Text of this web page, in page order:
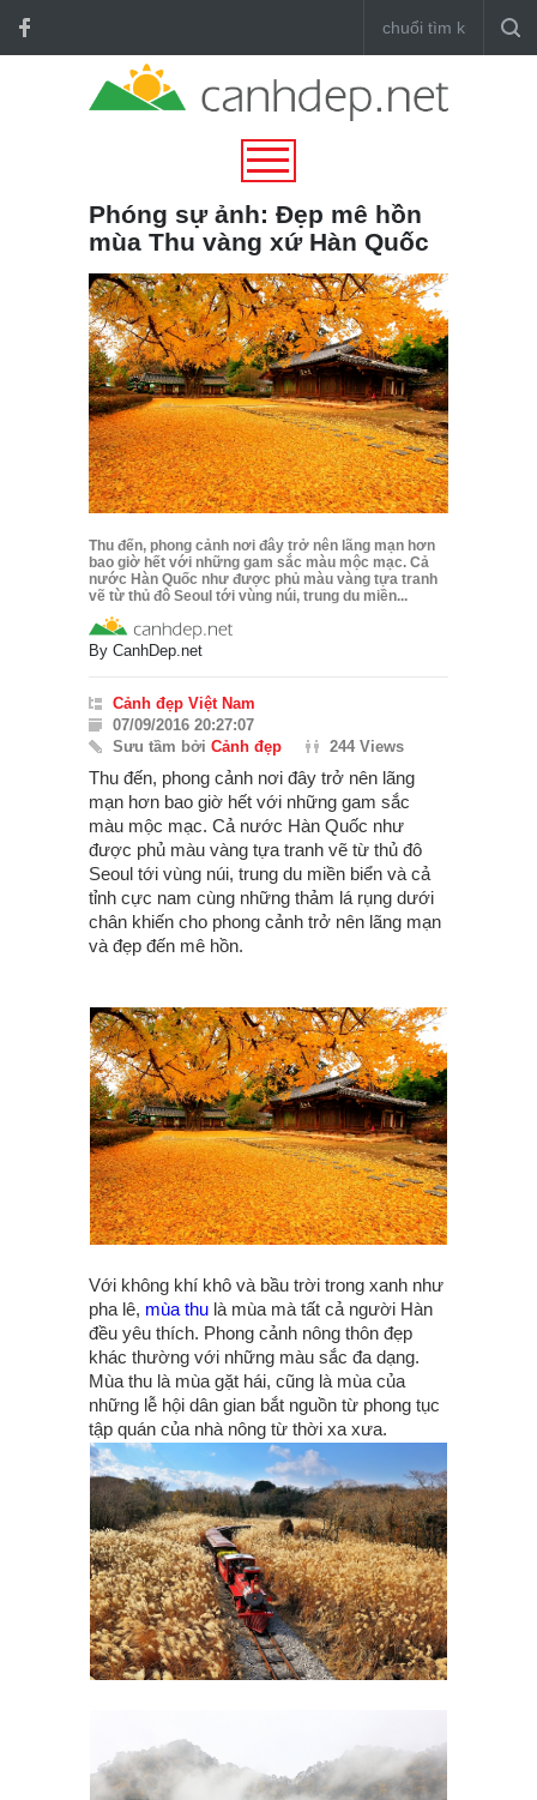
Phóng sự ảnh: Đẹp mê hồn
mùa Thu vàng xứ Hàn Quốc
Thu đến, phong cảnh nơi đây trở nên lãng mạn hơn
bao giờ hết với những gam sắc màu mộc mạc. Cả
nước Hàn Quốc như được phủ màu vàng tựa tranh
vẽ từ thủ đô Seoul tới vùng núi, trung du miền...
By CanhDep.net
Cảnh đẹp Việt Nam
07/09/2016 20:27:07
Sưu tầm bởi Cảnh đẹp 244 Views
Thu đến, phong cảnh nơi đây trở nên lãng
mạn hơn bao giờ hết với những gam sắc
màu mộc mạc. Cả nước Hàn Quốc như
được phủ màu vàng tựa tranh vẽ từ thủ đô
Seoul tới vùng núi, trung du miền biển và cả
tỉnh cực nam cùng những thảm lá rụng dưới
chân khiến cho phong cảnh trở nên lãng mạn
và đẹp đến mê hồn.
Với không khí khô và bầu trời trong xanh như
pha lê, mùa thu là mùa mà tất cả người Hàn
đều yêu thích. Phong cảnh nông thôn đẹp
khác thường với những màu sắc đa dạng.
Mùa thu là mùa gặt hái, cũng là mùa của
những lễ hội dân gian bắt nguồn từ phong tục
tập quán của nhà nông từ thời xa xưa.